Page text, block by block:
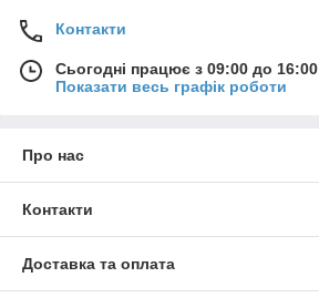
Контакти
Сьогодні працює з 09:00 до 16:00
Показати весь графік роботи
Про нас
Контакти
Доставка та оплата